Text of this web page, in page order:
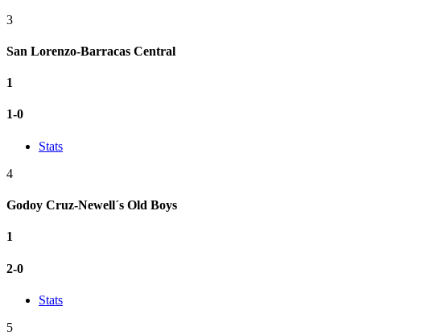
3
San Lorenzo-Barracas Central
1
1-0
Stats
4
Godoy Cruz-Newell´s Old Boys
1
2-0
Stats
5